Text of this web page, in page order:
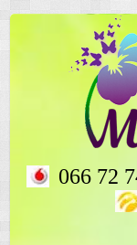
066 72